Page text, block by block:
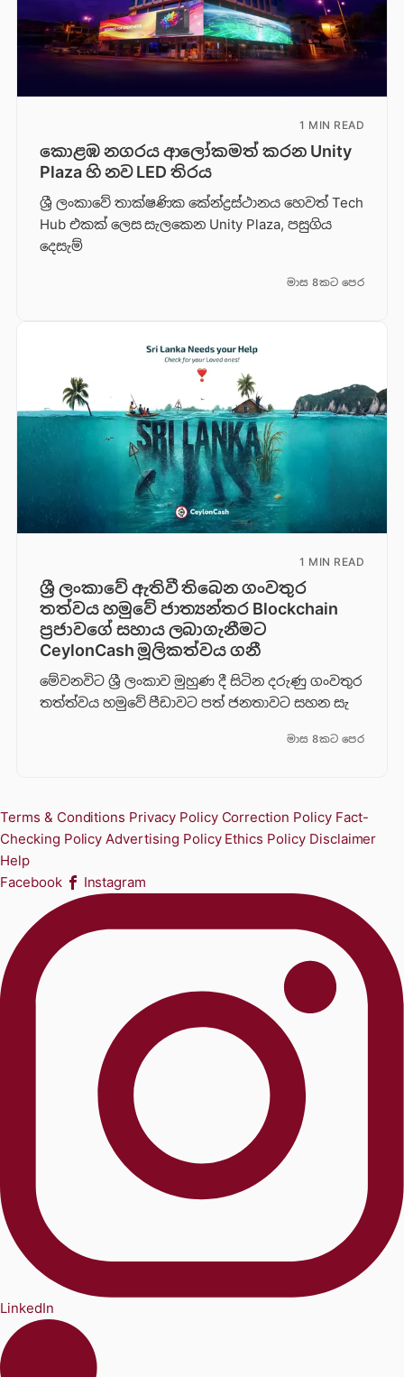
1 MIN READ
කොළඹ නගරය ආලෝකමත් කරන Unity
Plaza හි නව LED තිරය
ශ්‍රී ලංකාවේ තාක්ෂණික කේන්ද්‍රස්ථානය හෙවත් Tech
Hub එකක් ලෙස සැලකෙන Unity Plaza, පසුගිය
දෙසැම්
මාස 8කට පෙර
1 MIN READ
ශ්‍රී ලංකාවේ ඇතිවී තිබෙන ගංවතුර
තත්වය හමුවේ ජාත්‍යන්තර Blockchain
ප්‍රජාවගේ සහාය ලබාගැනීමට
CeylonCash මූලිකත්වය ග​නී
මේවනවිට ශ්‍රී ලංකාව මුහුණ දී සිටින දරුණු ගංවතුර
තත්ත්වය හමුවේ පීඩාවට පත් ජනතාවට සහන සැ
මාස 8කට පෙර
Terms & Conditions Privacy Policy Correction Policy Fact-
Checking Policy Advertising Policy Ethics Policy Disclaimer
Help
Facebook
Instagram
LinkedIn